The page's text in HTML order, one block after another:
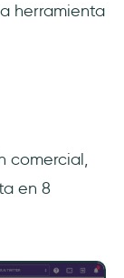
herramienta
comercial,
en 8